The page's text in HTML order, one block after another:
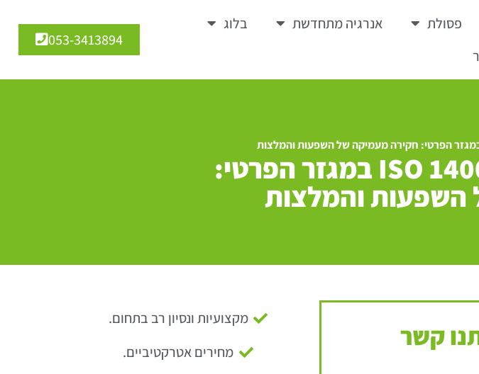
פסולת אנרגיה מתחדשת
בלוג
053-3413894
התקנים החדשים של ISO 14001 במגזר הפרטי:
והמלצות
קשר
מקצועיות ונסיון רב בתחום.
מחירים אטרקטיביים.